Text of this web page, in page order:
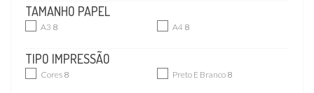
TAMANHO PAPEL
A3 8 A4 8
TIPO IMPRESSÃO
Cores 8 Preto E Branco 8